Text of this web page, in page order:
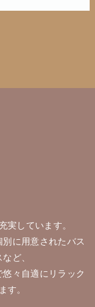
実しています。
に用意されたバス
ど、
々自適にリラック
す。